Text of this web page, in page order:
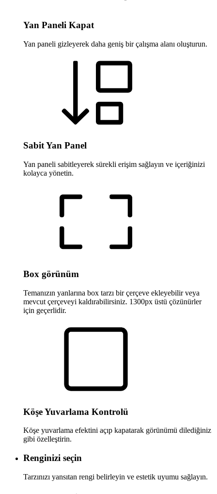
Yan Paneli Kapat
Yan paneli gizleyerek daha geniş bir çalışma alanı oluşturun.
Sabit Yan Panel
Yan paneli sabitleyerek sürekli erişim sağlayın ve içeriğinizi
kolayca yönetin.
Box görünüm
Temanızın yanlarına box tarzı bir çerçeve ekleyebilir veya
mevcut çerçeveyi kaldırabilirsiniz. 1300px üstü çözünürler
için geçerlidir.
Köşe Yuvarlama Kontrolü
Köşe yuvarlama efektini açıp kapatarak görünümü dilediğiniz
gibi özelleştirin.
Renginizi seçin
Tarzınızı yansıtan rengi belirleyin ve estetik uyumu sağlayın.